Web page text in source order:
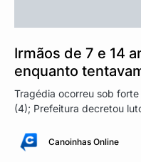
Irmãos de 7 e 14
enquanto
Tragédia ocorreu sob
(4); Prefeitura decretou
Canoinhas Online